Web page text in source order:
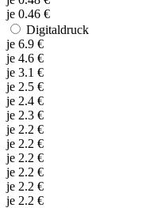
je 0.46 €
Digitaldruck
je 6.9 €
je 4.6 €
je 3.1 €
je 2.5 €
je 2.4 €
je 2.3 €
je 2.2 €
je 2.2 €
je 2.2 €
je 2.2 €
je 2.2 €
je 2.2 €